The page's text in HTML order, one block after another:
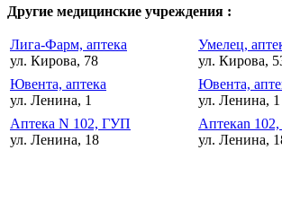
Другие медицинские учреждения :
Лига-Фарм, аптека
ул. Кирова, 78
Умелец,
ул. Кирова,
Ювента, аптека
ул. Ленина, 1
Ювента,
ул. Ленина, 1
Аптека N 102, ГУП
ул. Ленина, 18
Аптекаn
ул. Ленина,